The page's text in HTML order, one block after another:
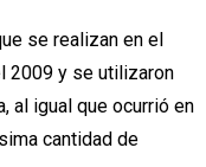
se realizan en el
2009 y se utilizaron
al igual que ocurrió en
cantidad de